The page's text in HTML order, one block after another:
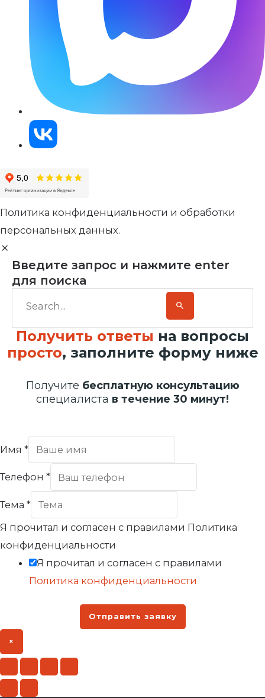
Политика конфиденциальности и обработки
персональных данных.
Введите запрос и нажмите enter
для поиска
Получить ответы на вопросы
просто, заполните форму ниже
Получите бесплатную консультацию
специалиста в течение 30 минут!
Имя *
Телефон *
Тема *
Я прочитал и согласен с правилами Политика
конфиденциальности
Я прочитал и согласен с правилами
Политика конфиденциальности
Отправить заявку
×